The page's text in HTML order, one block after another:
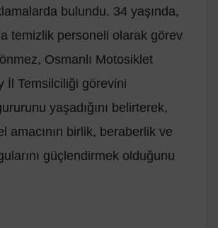
bulundu. 34 yaşında,
temizlik personeli olarak görev
Osmanlı Motosiklet
İl Temsilciliği görevini
yaşadığını belirterek,
amacının birlik, beraberlik ve
güçlendirmek olduğunu